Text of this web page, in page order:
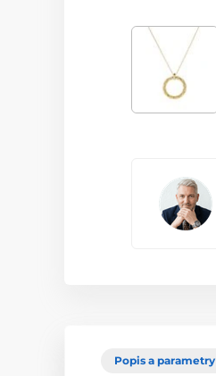
Popis a parametry